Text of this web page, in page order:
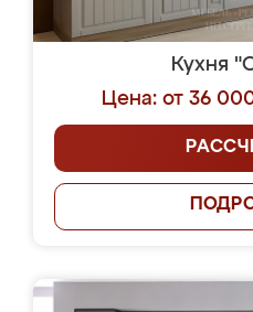
Кухня
Цена: от 36